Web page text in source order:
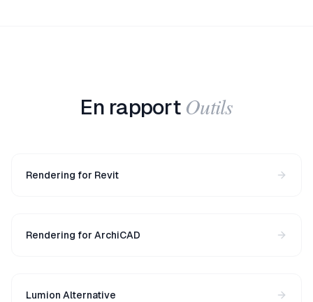
En rapport Outils
Rendering for Revit
Rendering for ArchiCAD
Lumion Alternative